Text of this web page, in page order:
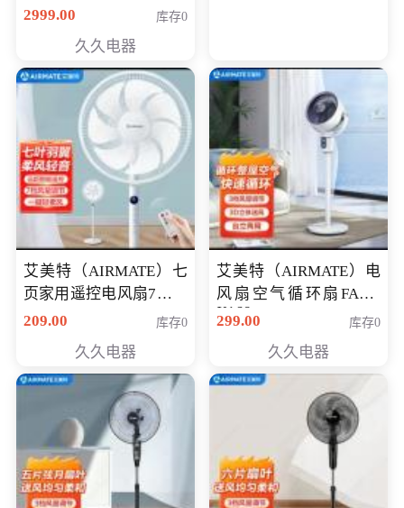
屋空气循环负离子旗舰
2999.00 库存0
久久电器
艾美特（AIRMATE）七
页家用遥控电风扇7档风
量空气循环摇头立式落
定时落地式风扇CS35-
R20
209.00 库存0
久久电器
艾美特（AIRMATE）电
风扇空气循环扇FA18-
X168
299.00 库存0
久久电器